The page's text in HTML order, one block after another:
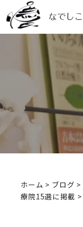
ホーム > ブログ >
療院15選に掲載 >